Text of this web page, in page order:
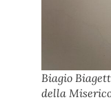
Biagio
della